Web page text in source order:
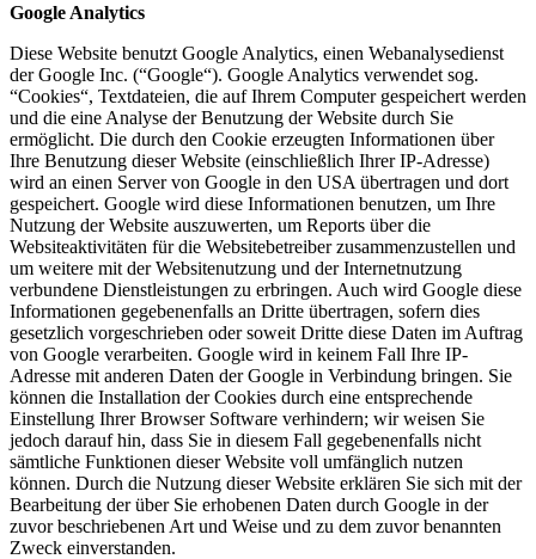
Google Analytics
Diese Website benutzt Google Analytics, einen Webanalysedienst
der Google Inc. (“Google“). Google Analytics verwendet sog.
“Cookies“, Textdateien, die auf Ihrem Computer gespeichert werden
und die eine Analyse der Benutzung der Website durch Sie
ermöglicht. Die durch den Cookie erzeugten Informationen über
Ihre Benutzung dieser Website (einschließlich Ihrer IP-Adresse)
wird an einen Server von Google in den USA übertragen und dort
gespeichert. Google wird diese Informationen benutzen, um Ihre
Nutzung der Website auszuwerten, um Reports über die
Websiteaktivitäten für die Websitebetreiber zusammenzustellen und
um weitere mit der Websitenutzung und der Internetnutzung
verbundene Dienstleistungen zu erbringen. Auch wird Google diese
Informationen gegebenenfalls an Dritte übertragen, sofern dies
gesetzlich vorgeschrieben oder soweit Dritte diese Daten im Auftrag
von Google verarbeiten. Google wird in keinem Fall Ihre IP-
Adresse mit anderen Daten der Google in Verbindung bringen. Sie
können die Installation der Cookies durch eine entsprechende
Einstellung Ihrer Browser Software verhindern; wir weisen Sie
jedoch darauf hin, dass Sie in diesem Fall gegebenenfalls nicht
sämtliche Funktionen dieser Website voll umfänglich nutzen
können. Durch die Nutzung dieser Website erklären Sie sich mit der
Bearbeitung der über Sie erhobenen Daten durch Google in der
zuvor beschriebenen Art und Weise und zu dem zuvor benannten
Zweck einverstanden.